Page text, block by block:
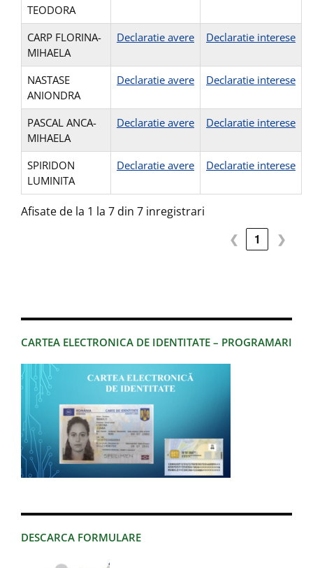
CARTEA ELECTRONICA DE IDENTITATE – PROGRAMARI
DESCARCA FORMULARE
TEODORA
CARP FLORINA-
MIHAELA
Declaratie avere Declaratie interese
NASTASE
ANIONDRA
Declaratie avere Declaratie interese
PASCAL ANCA-
MIHAELA
Declaratie avere Declaratie interese
SPIRIDON
LUMINITA
Declaratie avere Declaratie interese
Afisate de la 1 la 7 din 7 inregistrari
❮ 1 ❯